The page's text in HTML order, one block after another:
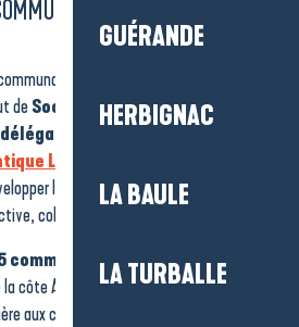
GUÉRANDE
HERBIGNAC
LA BAULE
LA TURBALLE
La Baule-Presqu’île de Guérande
deSociété Publique Locale (SPL)
délégation de service public
La Baule-Guérande Agglo
l’attractivité touristique du
cohérente et durable.
communes aux identités
la côte Atlantique aux marais salants, du
aux communes rétro-littorales. Cette